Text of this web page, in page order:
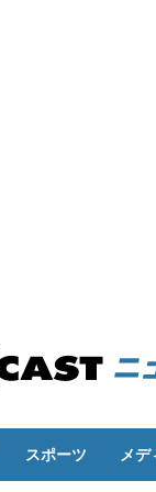
スポーツ メデ